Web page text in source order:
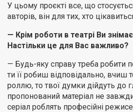
У цьому проєкті все, що
авторів, він для тих, хто
— Крім роботи в театрі Ви
Настільки це для Вас важливо?
— Будь-яку справу треба робити
ти її робиш відповідально, вчиш
роллю, то твої думки дійдуть до
пропонований матеріал не
серіал роблять професійні